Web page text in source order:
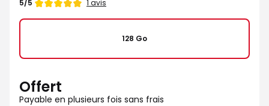
5/5 1 avis
128 Go
Offert
Payable en plusieurs fois sans frais